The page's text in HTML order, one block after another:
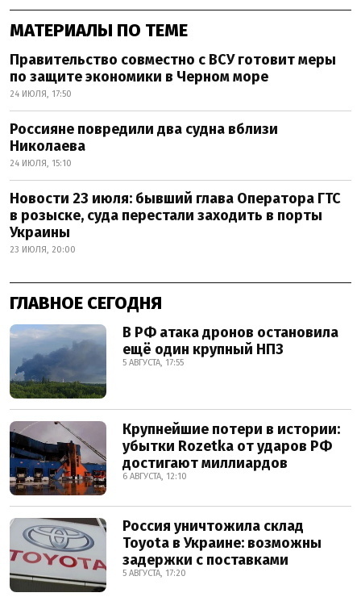
МАТЕРИАЛЫ ПО ТЕМЕ
Правительство совместно с ВСУ готовит меры
по защите экономики в Черном море
24 ИЮЛЯ, 17:50
Россияне повредили два судна вблизи
Николаева
24 ИЮЛЯ, 15:10
Новости 23 июля: бывший глава Оператора ГТС
в розыске, суда перестали заходить в порты
Украины
23 ИЮЛЯ, 20:00
ГЛАВНОЕ СЕГОДНЯ
В РФ атака дронов остановила
ещё один крупный НПЗ
5 АВГУСТА, 17:55
Крупнейшие потери в истории:
убытки Rozetka от ударов РФ
достигают миллиардов
6 АВГУСТА, 12:10
Россия уничтожила склад
Toyota в Украине: возможны
задержки с поставками
5 АВГУСТА, 17:20